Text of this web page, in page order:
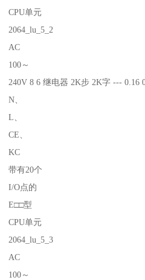
CPU单元
2064_lu_5_2
AC
100～
240V 8 6 继电器 2K步 2K字 --- 0.16
N、
L、
CE、
KC
带有20个
I/O点的
E□□型
CPU单元
2064_lu_5_3
AC
100～